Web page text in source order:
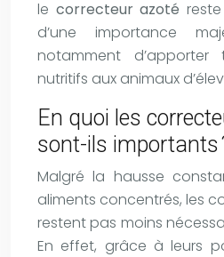
le correcteur azoté
d’une importance
notamment d’apporter
nutritifs aux animaux
En quoi les
sont-ils importants
Malgré la hausse
aliments concentrés, les
restent pas moins
En effet, grâce à leurs